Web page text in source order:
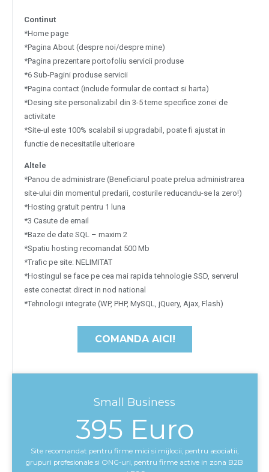
Continut
*Home page
*Pagina About (despre noi/despre mine)
*Pagina prezentare portofoliu servicii produse
*6 Sub-Pagini produse servicii
*Pagina contact (include formular de contact si harta)
*Desing site personalizabil din 3-5 teme specifice zonei de
activitate
*Site-ul este 100% scalabil si upgradabil, poate fi ajustat in
functie de necesitatile ulterioare
Altele
*Panou de administrare (Beneficiarul poate prelua administrarea
site-ului din momentul predarii, costurile reducandu-se la zero!)
*Hosting gratuit pentru 1 luna
*3 Casute de email
*Baze de date SQL – maxim 2
*Spatiu hosting recomandat 500 Mb
*Trafic pe site: NELIMITAT
*Hostingul se face pe cea mai rapida tehnologie SSD, serverul
este conectat direct in nod national
*Tehnologii integrate (WP, PHP, MySQL, jQuery, Ajax, Flash)
COMANDA AICI!
Small Business
395 Euro
Site recomandat pentru firme mici si mijlocii, pentru asociatii,
grupuri profesionale si ONG-uri, pentru firme active in zona B2B